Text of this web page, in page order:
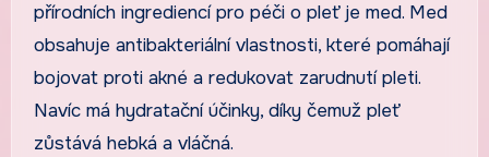
přírodních ingrediencí pro péči o pleť je med. Med
obsahuje antibakteriální vlastnosti, které pomáhají
bojovat proti akné a redukovat zarudnutí pleti.
Navíc má hydratační účinky, díky čemuž pleť
zůstává hebká a vláčná.